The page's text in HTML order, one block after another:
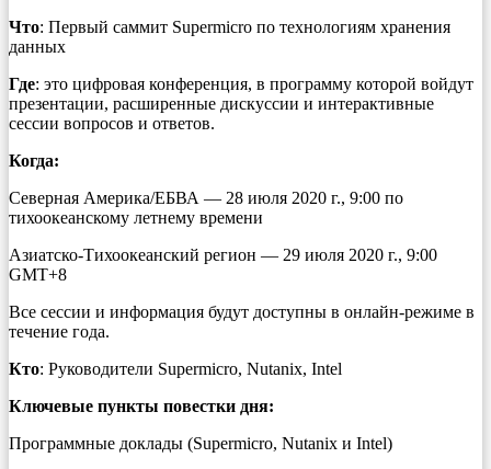
Что: Первый саммит Supermicro по технологиям хранения
данных
Где: это цифровая конференция, в программу которой войдут
презентации, расширенные дискуссии и интерактивные
сессии вопросов и ответов.
Когда:
Северная Америка/ЕБВА — 28 июля 2020 г., 9:00 по
тихоокеанскому летнему времени
Азиатско-Тихоокеанский регион — 29 июля 2020 г., 9:00
GMT+8
Все сессии и информация будут доступны в онлайн-режиме в
течение года.
Кто: Руководители Supermicro, Nutanix, Intel
Ключевые пункты повестки дня:
Программные доклады (Supermicro, Nutanix и Intel)